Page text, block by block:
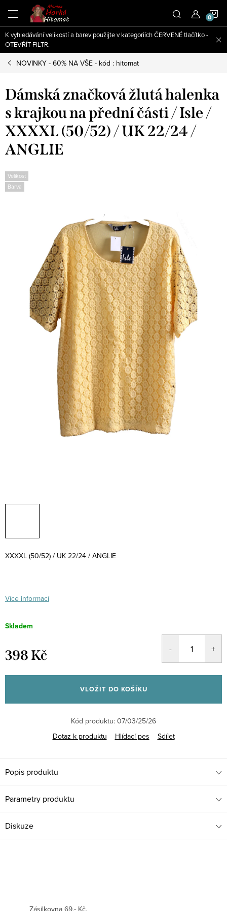
obsah
K vyhledávání velikostí a barev použijte v kategoriích ČERVENÉ tlačítko -
OTEVŘÍT FILTR.
NOVINKY - 60% NA VŠE - kód : hitomat
Dámská značková žlutá halenka
s krajkou na přední části / Isle /
XXXXL (50/52) / UK 22/24 /
ANGLIE
Velikost
Barva
XXXXL (50/52) / UK 22/24 / ANGLIE
Více informací
Skladem
398 Kč
cena:
VLOŽIT DO KOŠÍKU
Kód produktu: 07/03/25/26
Dotaz k produktu
Hlídací pes Sdílet
Popis produktu
Parametry produktu
Diskuze
Zásilkovna 69,- Kč.